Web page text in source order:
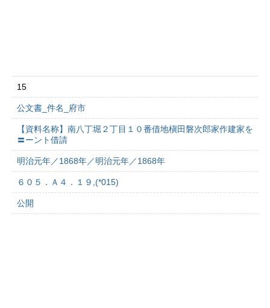
15
公文書_件名_府市
【資料名称】南八丁堀２丁目１０番借地槇田磐次郎家作建家を
〓ーント借請
明治元年／1868年／明治元年／1868年
６０５．Ａ４．１９,(*015)
公開